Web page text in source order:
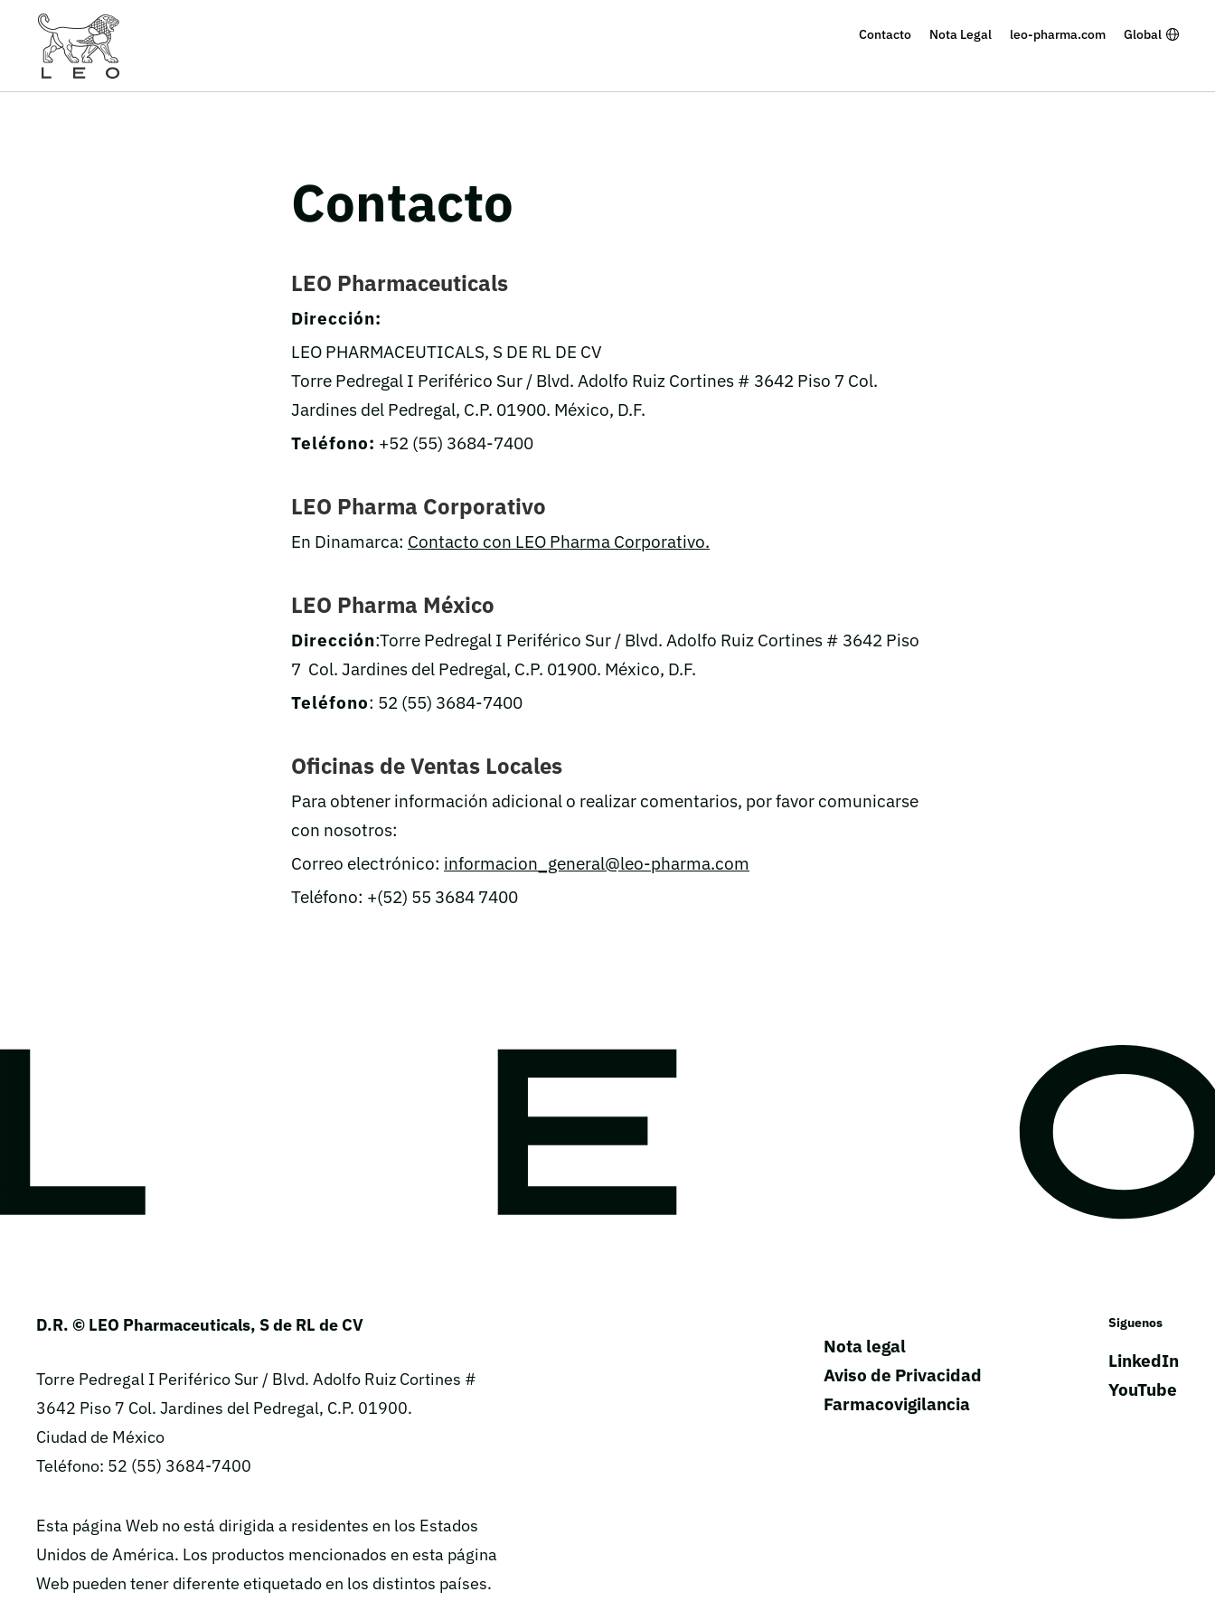
Contacto Nota Legal leo-pharma.com Global
Contacto
LEO Pharmaceuticals
Dirección:
LEO PHARMACEUTICALS, S DE RL DE CV
Torre Pedregal I Periférico Sur / Blvd. Adolfo Ruiz Cortines # 3642 Piso 7 Col.
Jardines del Pedregal, C.P. 01900. México, D.F.
Teléfono: +52 (55) 3684-7400
LEO Pharma Corporativo
En Dinamarca: Contacto con LEO Pharma Corporativo.
LEO Pharma México
Dirección:Torre Pedregal I Periférico Sur / Blvd. Adolfo Ruiz Cortines # 3642 Piso
7 Col. Jardines del Pedregal, C.P. 01900. México, D.F.
Teléfono: 52 (55) 3684-7400
Oficinas de Ventas Locales
Para obtener información adicional o realizar comentarios, por favor comunicarse
con nosotros:
Correo electrónico: informacion_general@leo-pharma.com
Teléfono: +(52) 55 3684 7400
D.R. © LEO Pharmaceuticals, S de RL de CV
Torre Pedregal I Periférico Sur / Blvd. Adolfo Ruiz Cortines #
3642 Piso 7 Col. Jardines del Pedregal, C.P. 01900.
Ciudad de México
Teléfono: 52 (55) 3684-7400
Esta página Web no está dirigida a residentes en los Estados
Unidos de América. Los productos mencionados en esta página
Web pueden tener diferente etiquetado en los distintos países.
Nota legal
Aviso de Privacidad
Farmacovigilancia
Siguenos
LinkedIn
YouTube